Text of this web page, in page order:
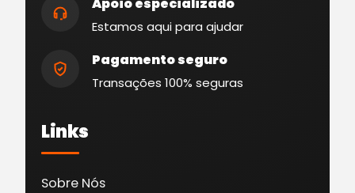
Estamos aqui para ajudar
Pagamento seguro
Transações 100% seguras
Links
Sobre Nós